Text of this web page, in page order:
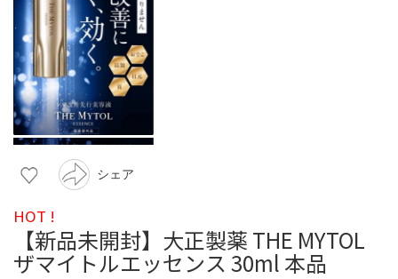
シェア
HOT !
【新品未開封】大正製薬 THE MYTOL
ザマイトルエッセンス 30ml 本品